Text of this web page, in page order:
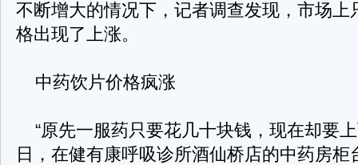
不断增大的情况下，记者调查发现，市场上
格出现了上涨。
中药饮片价格疯涨
“原先一服药只要花几十块钱，现在却要
日，在健有康呼吸诊所酒仙桥店的中药房柜